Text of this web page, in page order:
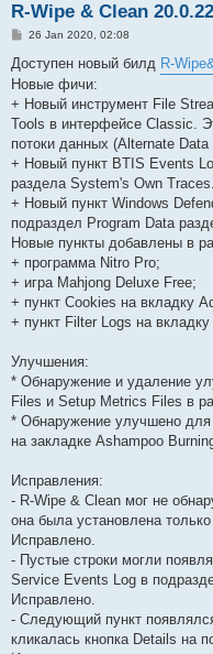
R-Wipe & Clean
P
s
26 Jan 2020, 02:08
Доступен новый билд R-
Новые фичи:
+ Новый инструмент File
Tools в интерфейсе Classic.
потоки данных (Alternate
+ Новый пункт BTIS Events
раздела System's Own Traces.
+ Новый пункт Windows
подраздел Program Data
Новые пункты добавлены в
+ программа Nitro Pro;
+ игра Mahjong Deluxe Free;
+ пункт Cookies на вкладку
+ пункт Filter Logs на
Улучшения:
* Обнаружение и удаление
Files и Setup Metrics Files в
* Обнаружение улучшено для
на закладке Ashampoo
Исправления:
- R-Wipe & Clean мог не
она была установлена
Исправлено.
- Пустые строки могли
Service Events Log в
Исправлено.
- Следующий пункт
кликалась кнопка Details на